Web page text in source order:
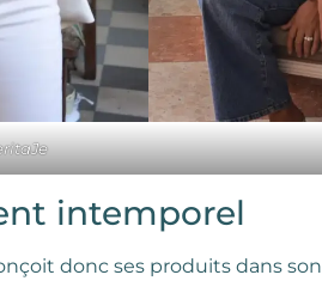
intemporel
donc ses produits dans son